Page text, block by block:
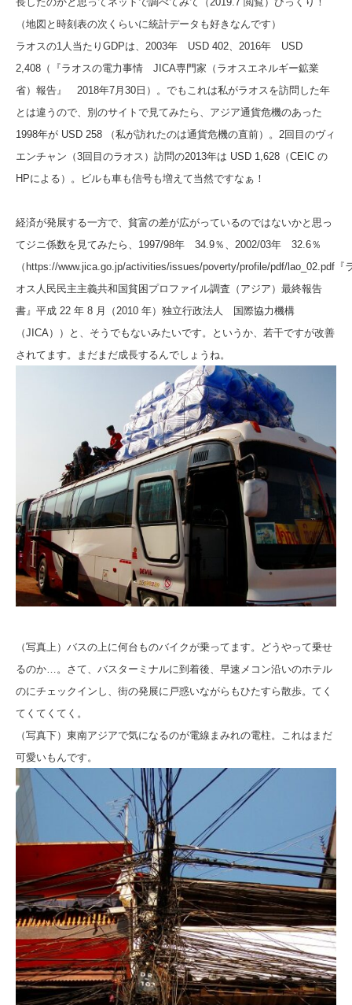
（地図と時刻表の次くらいに統計データも好きなんです）
ラオスの1人当たりGDPは、 2003年 USD 402、 2016年 USD
2,408 （『ラオスの電力事情 JICA専門家（ラオスエネルギー鉱業
省）報告』 2018年7月30日）。 でもこれは私がラオスを訪問した年
とは違うので、別のサイトで見てみたら、 アジア通貨危機のあった
1998年が USD 258 （私が訪れたのは通貨危機の直前）。 2回目のヴィ
エンチャン（3回目のラオス）訪問の2013年は USD 1,628 （CEIC の
HPによる）。
ビルも車も信号も増えて当然ですなぁ！
経済が発展する一方で、貧富の差が広がっているのではないかと思っ
てジニ係数を見てみたら、 1997/98年 34.9％、 2002/03年 32.6％
（https://www.jica.go.jp/activities/issues/poverty/profile/pdf/lao_02.pdf 『
オス人民民主主義共和国貧困プロファイル調査（アジア）最終報告
書』平成 22 年 8 月（2010 年） 独立行政法人 国際協力機構
（JICA））
と、そうでもないみたいです。
というか、若干ですが改善
されてます。
まだまだ成長するんでしょうね。
（写真上）バスの上に何台ものバイクが乗ってます。どうやって乗せ
るのか…。 さて、バスターミナルに到着後、早速メコン沿いのホテル
のにチェックインし、街の発展に戸惑いながらもひたすら散歩。 てく
てくてくてく。
（写真下）東南アジアで気になるのが電線まみれの電柱。これはまだ
可愛いもんです。